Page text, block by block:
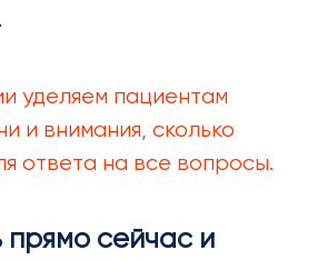
уделяем пациентам
и внимания, сколько
ответа на все вопросы.
сейчас и